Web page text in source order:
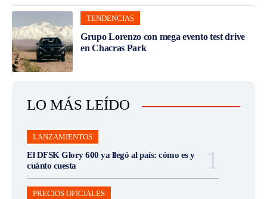
TENDENCIAS
Grupo Lorenzo con mega evento test drive
en Chacras Park
LO MÁS LEÍDO
LANZAMIENTOS
El DFSK Glory 600 ya llegó al país: cómo es y
cuánto cuesta
PRECIOS OFICIALES